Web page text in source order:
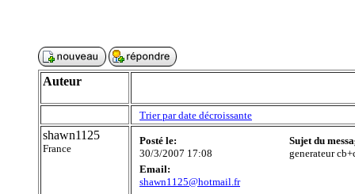
Auteur
Trier par date décroissante
shawn1125
France
Posté le:
30/3/2007 17:08
Sujet du
generateur
Email:
shawn1125@hotmail.fr